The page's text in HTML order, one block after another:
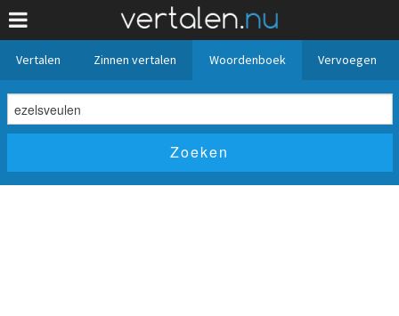
Vertalen Zinnen vertalen Woordenboek Vervoegen